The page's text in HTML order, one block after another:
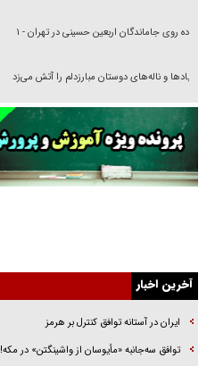
پیاده روی جاماندگان اربعین حسینی در تهران - ۱
فریاد‌ها و ناله‌های دوستان مبارزدلم را آتش می‌زد
تغییر رویه دشمن در ترور از شیخ فضل‌الله تا مصباح
خرید قسطی اولش خنده و آخرش گریه است!
فوتبال و آن «بالا»!
دیکنز
خواهرم فرمانده جهادی و اهل خدمت بی‌منت بود
جزئیات شکنجه‌هایم فراتر از آن است که در بیان
آخرین اخبار
ایران در آستانه توافق کنترل بر هرمز
توافق سه‌جانبه «مأیوسان از واشینگتن» در مکه!